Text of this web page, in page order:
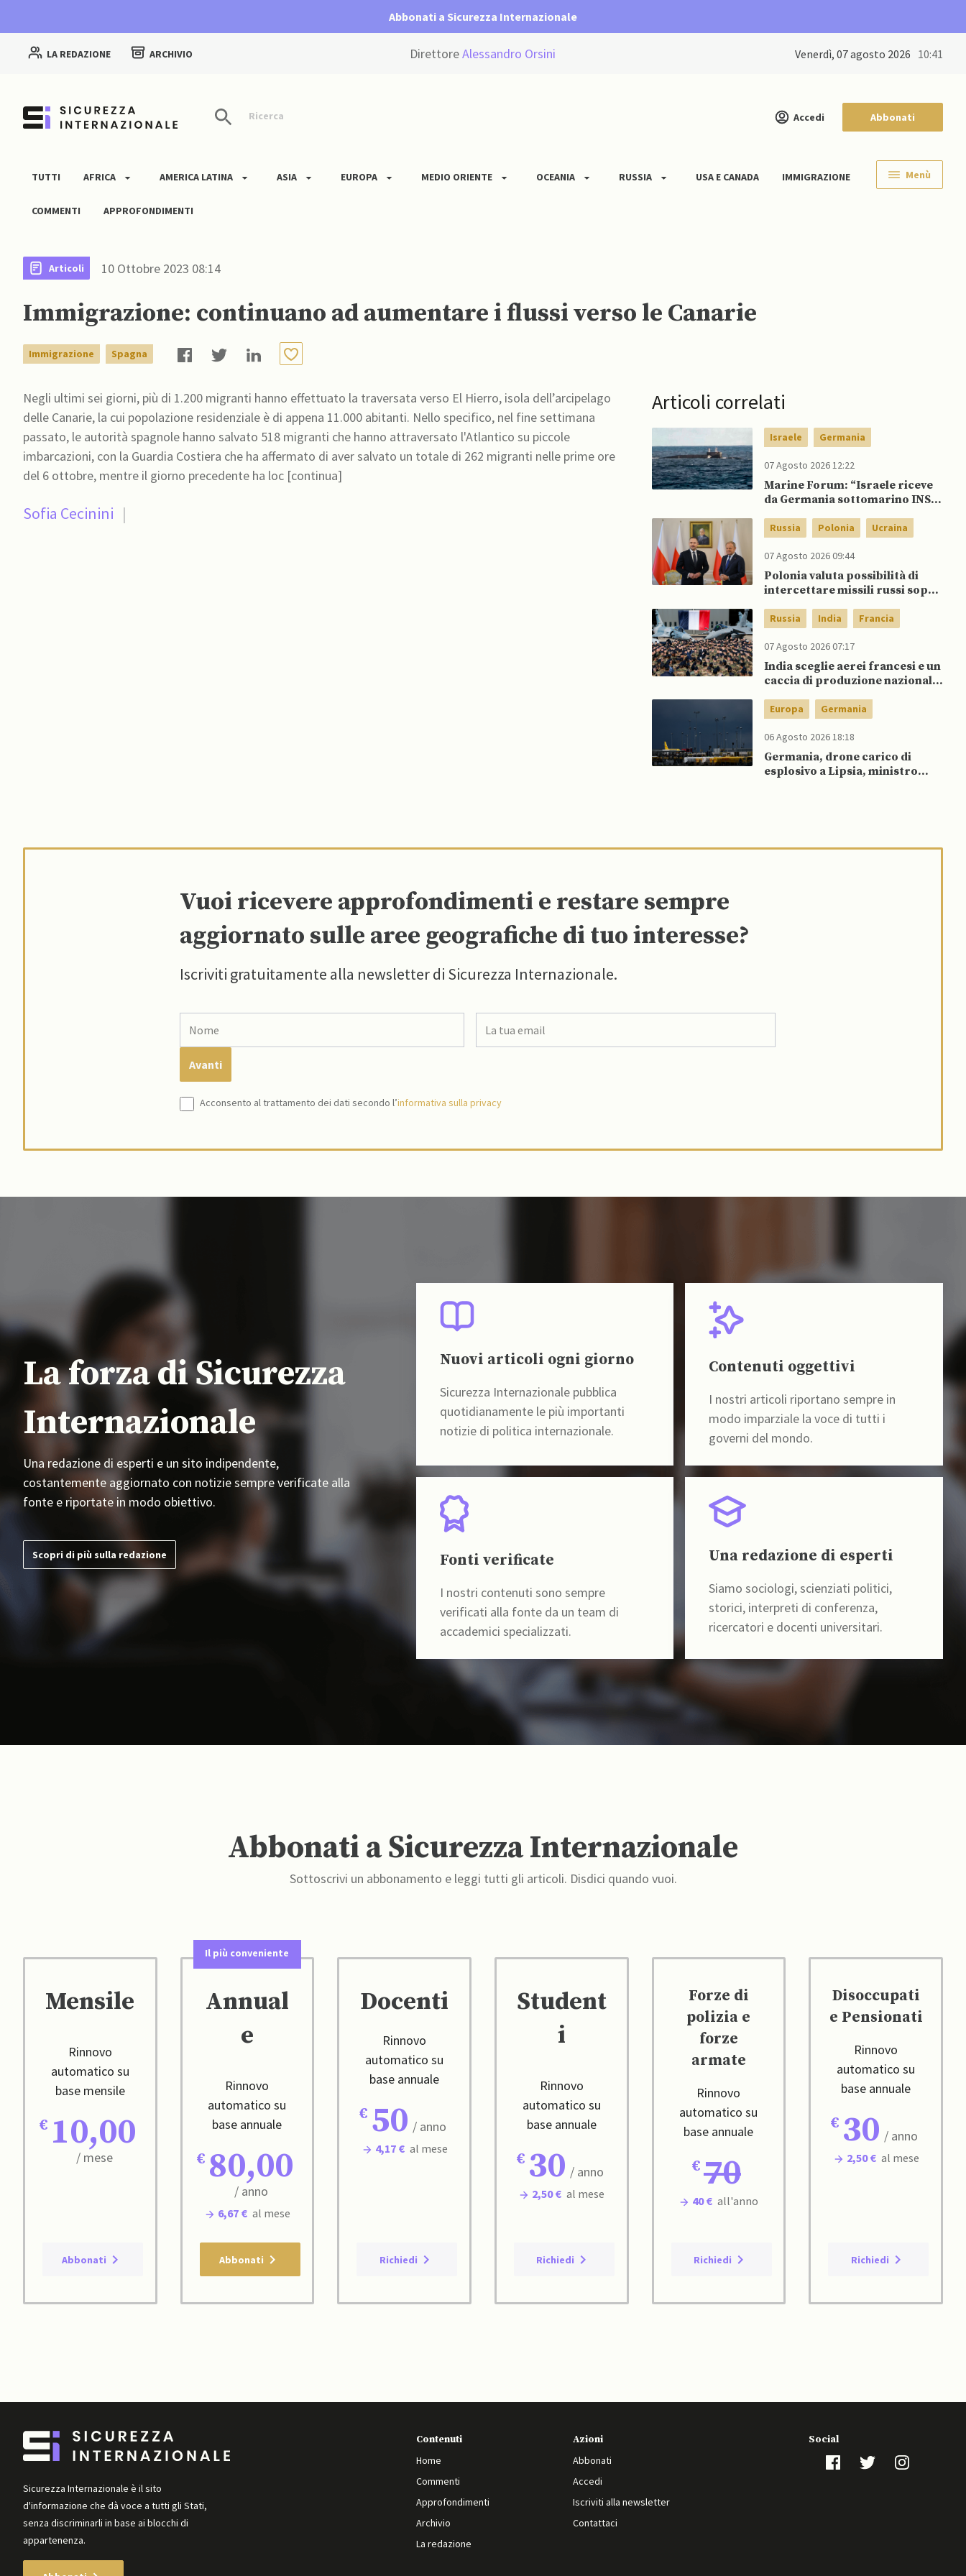
Abbonati a Sicurezza Internazionale
LA REDAZIONE ARCHIVIO DirettoreAlessandro Orsini venerdì, 07 agosto 2026 10:41
Ricerca Accedi Abbonati
TUTTI AFRICA AMERICA LATINA ASIA EUROPA MEDIO ORIENTE OCEANIA RUSSIA USA E CANADA IMMIGRAZIONE
COMMENTI APPROFONDIMENTI
Menù
Articoli 10 Ottobre 2023 08:14
Immigrazione: continuano ad aumentare i flussi verso le Canarie
Immigrazione Spagna
Negli ultimi sei giorni, più di 1.200 migranti hanno effettuato la traversata verso El Hierro, isola dell’arcipelago
delle Canarie, la cui popolazione residenziale è di appena 11.000 abitanti. Nello specifico, nel fine settimana
passato, le autorità spagnole hanno salvato 518 migranti che hanno attraversato l'Atlantico su piccole
imbarcazioni, con la Guardia Costiera che ha affermato di aver salvato un totale di 262 migranti nelle prime ore
del 6 ottobre, mentre il giorno precedente ha loc [continua]
Sofia Cecinini |
Articoli correlati
Israele Germania
07 Agosto 2026 12:22
Marine Forum: “Israele riceve
da Germania sottomarino INS
Russia Polonia Ucraina
07 Agosto 2026 09:44
Polonia valuta possibilità di
intercettare missili russi sopra
aereo NATO
Russia India Francia
07 Agosto 2026 07:17
India sceglie aerei francesi e un
caccia di produzione nazionale,
parte di Putin
Europa Germania
06 Agosto 2026 18:18
Germania, drone carico di
esplosivo a Lipsia, ministro
Vuoi ricevere approfondimenti e restare sempre
aggiornato sulle aree geografiche di tuo interesse?
Iscriviti gratuitamente alla newsletter di Sicurezza Internazionale.
Acconsento al trattamento dei dati secondo l’informativa sulla privacy
La forza di Sicurezza
Internazionale
Una redazione di esperti e un sito indipendente,
costantemente aggiornato con notizie sempre verificate alla
fonte e riportate in modo obiettivo.
Scopri di più sulla redazione
Nuovi articoli ogni giorno
Sicurezza Internazionale pubblica
quotidianamente le più importanti
notizie di politica internazionale.
Contenuti oggettivi
I nostri articoli riportano sempre in
modo imparziale la voce di tutti i
governi del mondo.
Fonti verificate
I nostri contenuti sono sempre
verificati alla fonte da un team di
accademici specializzati.
Una redazione di esperti
Siamo sociologi, scienziati politici,
storici, interpreti di conferenza,
ricercatori e docenti universitari.
Abbonati a Sicurezza Internazionale
Sottoscrivi un abbonamento e leggi tutti gli articoli. Disdici quando vuoi.
Mensile
Rinnovo
automatico su
base mensile
10,00
/ mese
Abbonati
Il più conveniente
Annual
e
Rinnovo
automatico su
base annuale
80,00
/ anno
6,67 € al mese
Abbonati
Docenti
Rinnovo
automatico su
base annuale
50 / anno
4,17 € al mese
Richiedi
Student
i
Rinnovo
automatico su
base annuale
30 / anno
2,50 € al mese
Richiedi
Forze di
polizia e
forze
armate
Rinnovo
automatico su
base annuale
70
40 € all'anno
Richiedi
Disoccupati
e Pensionati
Rinnovo
automatico su
base annuale
30 / anno
2,50 € al mese
Richiedi
Sicurezza Internazionale è il sito
d'informazione che dà voce a tutti gli Stati,
senza discriminarli in base ai blocchi di
appartenenza.
Contenuti
Home
Commenti
Approfondimenti
Archivio
La redazione
Azioni
Abbonati
Accedi
Iscriviti alla newsletter
Contattaci
Social